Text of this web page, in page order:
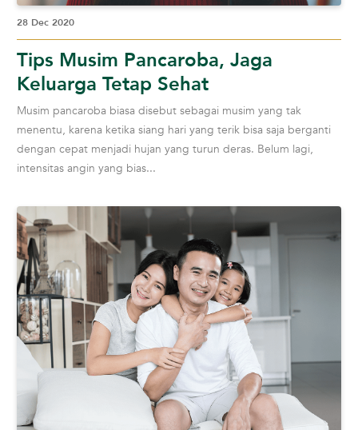
28 Dec 2020
Tips Musim Pancaroba, Jaga
Keluarga Tetap Sehat
Musim pancaroba biasa disebut sebagai musim yang tak
menentu, karena ketika siang hari yang terik bisa saja berganti
dengan cepat menjadi hujan yang turun deras. Belum lagi,
intensitas angin yang bias...